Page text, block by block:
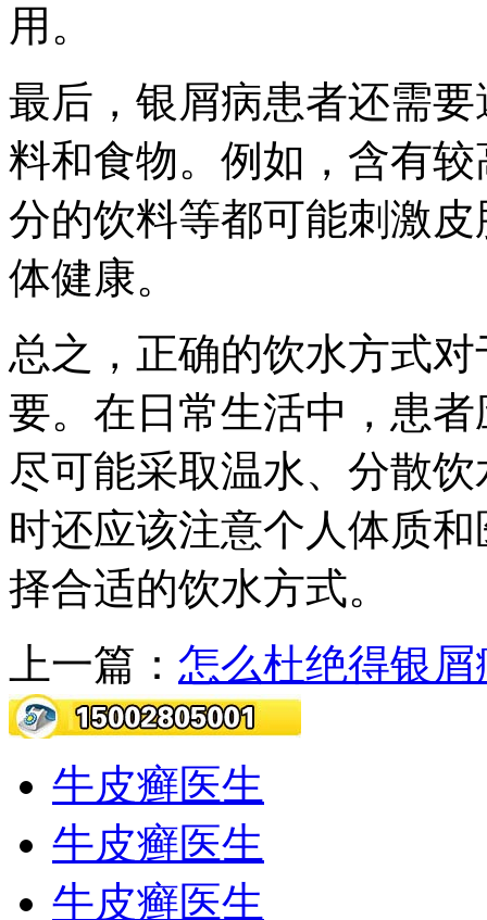
用。
最后，银屑病患者还需
料和食物。例如，含有
分的饮料等都可能刺激
体健康。
总之，正确的饮水方式
要。在日常生活中，患
尽可能采取温水、分散
时还应该注意个人体质
择合适的饮水方式。
上一篇： 怎么杜绝得银
牛皮癣医生
牛皮癣医生
牛皮癣医生